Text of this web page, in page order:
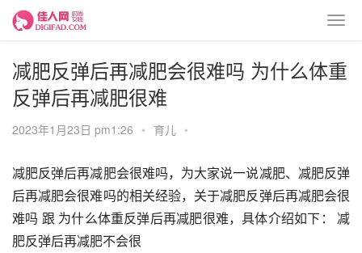
减肥反弹后再减肥会很难吗 为什么体重
反弹后再减肥很难
2023年1月23日 pm1:26 • 育儿 •
减肥反弹后再减肥会很难吗，为大家说一说减肥、减肥反弹
后再减肥会很难吗的相关经验，关于减肥反弹后再减肥会很
难吗 跟 为什么体重反弹后再减肥很难，具体介绍如下： 减
肥反弹后再减肥不会很